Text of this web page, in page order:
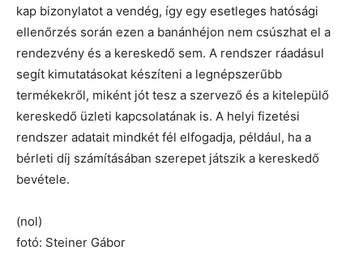
kap bizonylatot a vendég, így egy esetleges hatósági
ellenőrzés során ezen a banánhéjon nem csúszhat el a
rendezvény és a kereskedő sem. A rendszer ráadásul
segít kimutatásokat készíteni a legnépszerűbb
termékekről, miként jót tesz a szervező és a kitelepülő
kereskedő üzleti kapcsolatának is. A helyi fizetési
rendszer adatait mindkét fél elfogadja, például, ha a
bérleti díj számításában szerepet játszik a kereskedő
bevétele.
(nol)
fotó: Steiner Gábor